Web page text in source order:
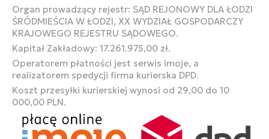
Organ prowadzący rejestr: SĄD REJONOWY DLA ŁODZI
ŚRÓDMIEŚCIA W ŁODZI, XX WYDZIAŁ GOSPODARCZY
KRAJOWEGO REJESTRU SĄDOWEGO.
Kapitał Zakładowy: 17.261.975,00 zł.
Operatorem płatności jest serwis imoje, a
realizatorem spedycji firma kurierska DPD.
Koszt przesyłki kurierskiej wynosi od 29,00 do 10
000,00 PLN.